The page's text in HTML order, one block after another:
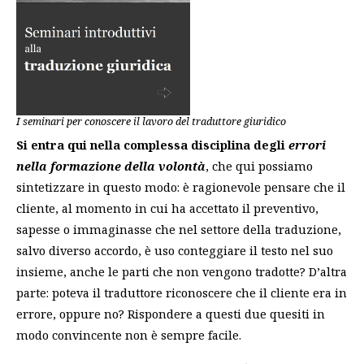
I seminari per conoscere il lavoro del traduttore giuridico
Si entra qui nella complessa disciplina degli errori
nella formazione della volontà, che qui possiamo
sintetizzare in questo modo: è ragionevole pensare che il
cliente, al momento in cui ha accettato il preventivo,
sapesse o immaginasse che nel settore della traduzione,
salvo diverso accordo, è uso conteggiare il testo nel suo
insieme, anche le parti che non vengono tradotte? D’altra
parte: poteva il traduttore riconoscere che il cliente era in
errore, oppure no? Rispondere a questi due quesiti in
modo convincente non è sempre facile.